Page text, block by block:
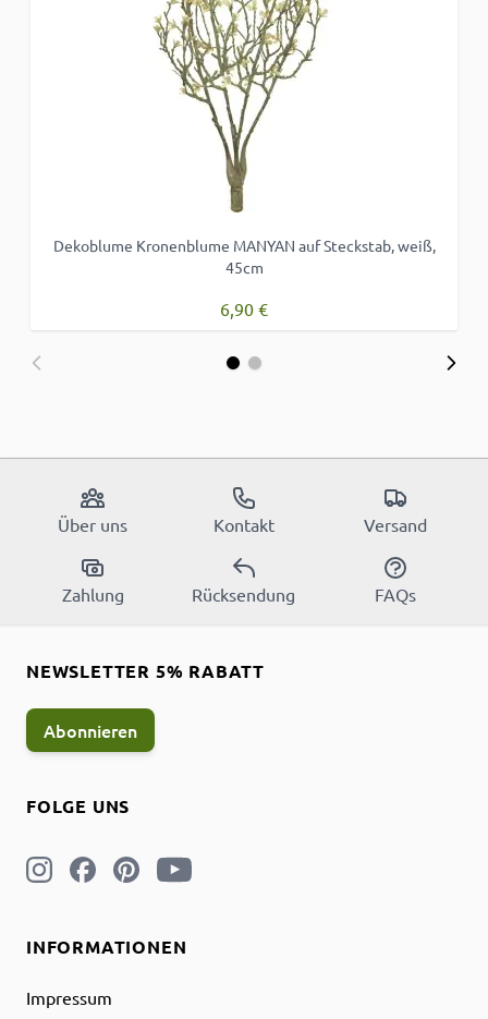
Dekoblume Kronenblume MANYAN auf Steckstab, weiß,
45cm
6,90 €
Über uns Kontakt Versand
Zahlung Rücksendung FAQs
INFORMATIONEN
Impressum
FOLGE UNS
NEWSLETTER 5% RABATT
Abonnieren